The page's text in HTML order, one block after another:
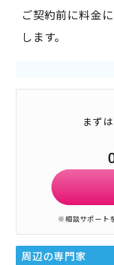
ご契約前に料金
します。
まず
※相談サポート
周辺の専門家